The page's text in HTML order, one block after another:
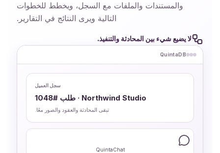
والمستندات والملفات مع السجل، ويخطط للخطوات
التالية ويرى النتائج في التقارير.
لا يضيع شيء بين المحادثة والتنفيذ.
QuintaDB
سجل العميل
Northwind Studio · طلب #1048
تبقى المحادثة والعقود والصور معًا.
QuintaChat